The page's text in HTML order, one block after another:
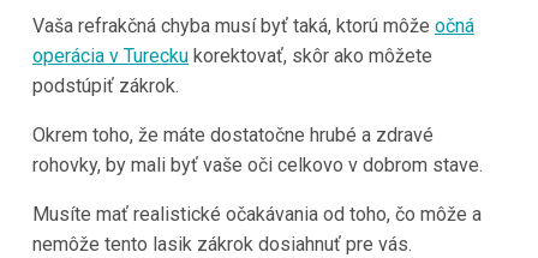
Vaša refrakčná chyba musí byť taká, ktorú môže očná
operácia v Tureckukorektovať, skôr ako môžete
podstúpiť zákrok.
Okrem toho, že máte dostatočne hrubé a zdravé
rohovky, by mali byť vaše oči celkovo v dobrom stave.
Musíte mať realistické očakávania od toho, čo môže a
nemôže tento lasik zákrok dosiahnuť pre vás.